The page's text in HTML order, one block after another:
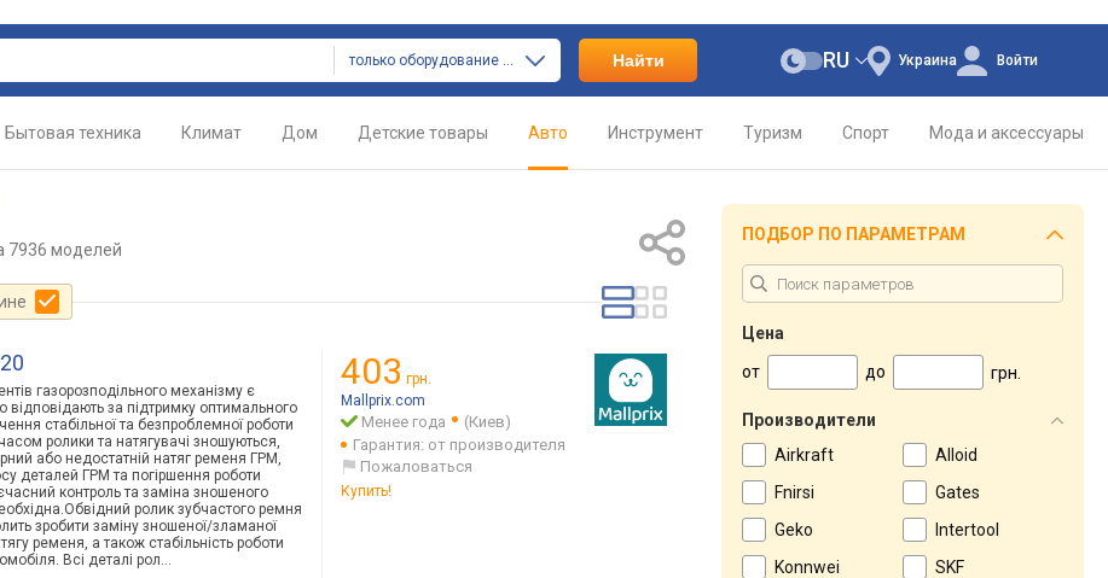
только оборудование для сто Найти Украина
RU Войти
Бытовая техника Климат Дом Детские товары Авто Инструмент Туризм Спорт Мода и аксессуары
7936 моделей
газорозподільного механізму є
відповідають за підтримку оптимального
стабільної та безпроблемної роботи
ролики та натягувачі зношуються,
або недостатній натяг ременя ГРМ,
деталей ГРМ та погіршення роботи
контроль та заміна зношеного
ролик зубчастого ремня
зробити заміну зношеної/зламаної
ременя, а також стабільність роботи
Всі деталі рол…
403 грн.
Mallprix.com
Менее года
(Киев)
Гарантия: от производителя
Пожаловаться
Купить!
ПОДБОР ПО ПАРАМЕТРАМ
Цена
от
до грн.
Производители
Airkraft
Alloid
Fnirsi
Gates
Geko
Intertool
Konnwei
SKF